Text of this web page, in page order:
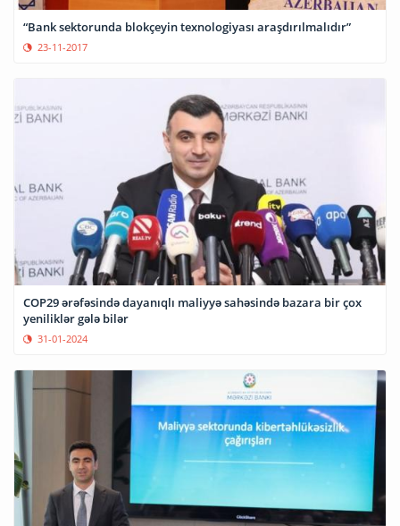
“Bank sektorunda blokçeyin texnologiyası araşdırılmalıdır”
23-11-2017
COP29 ərəfəsində dayanıqlı maliyyə sahəsində bazara bir çox
yeniliklər gələ bilər
31-01-2024